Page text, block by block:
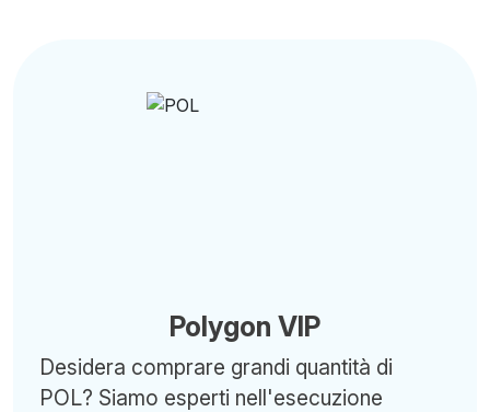
Polygon VIP
Desidera comprare grandi quantità di
POL? Siamo esperti nell'esecuzione